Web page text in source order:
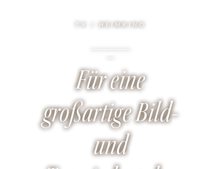
TV / HEIMKINO
Für eine
großartige Bild-
und